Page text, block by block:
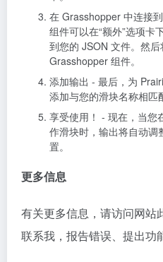
在 Grasshopper 中连接
组件可以在“额外”选项卡
到您的 JSON 文件。然
Grasshopper 组件。
添加输出 - 最后，为
添加与您的滑块名称相匹
享受使用！ - 现在，当您
作滑块时，输出将自动
置。
更多信息
有关更多信息，请访问网站
联系我，报告错误、提出功